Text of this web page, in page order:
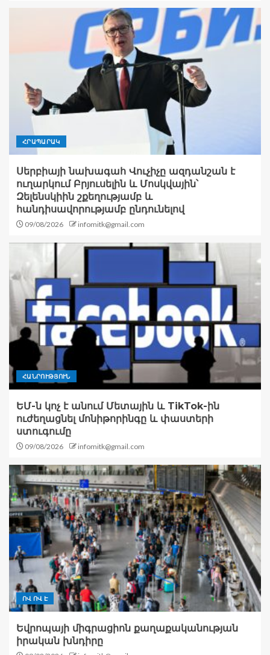
ՀՐԱՊԱՐԱԿ
Սերբիայի նախագահ Վուչիչը ազդանշան է
ուղարկում Բրյուսելին և Մոսկվային՝
Զելենսկիին շքեղությամբ և
հանդիսավորությամբ ընդունելով
09/08/2026 infomitk@gmail.com
ՀԱՆՐՈՒԹՅՈՒՆ
ԵՄ-ն կոչ է անում Մետային և TikTok-ին
ուժեղացնել մոնիթորինգը և փաստերի
ստուգումը
09/08/2026 infomitk@gmail.com
ՈՎ ՈՎ Է
Եվրոպայի միգրացիոն քաղաքականության
իրական խնդիրը